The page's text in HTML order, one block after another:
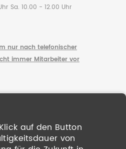
Sa. 10.00 - 12.00 Uhr
nur nach telefonischer
immer Mitarbeiter vor
auf den Button
von